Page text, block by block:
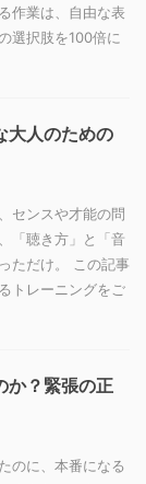
作業は、自由な表
選択肢を100倍に
大人のための
センスや才能の問
「聴き方」と「音
ただけ。 この記事
トレーニングをご
か？緊張の正
のに、本番になる